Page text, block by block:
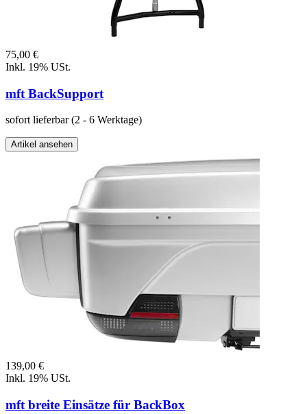
75,00 €
Inkl. 19% USt.
mft BackSupport
sofort lieferbar(2 - 6 Werktage)
Artikel ansehen
139,00 €
Inkl. 19% USt.
mft breite Einsätze für BackBox